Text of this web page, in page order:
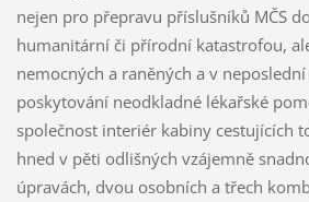
nejen pro přepravu příslušníků MČS
humanitární či přírodní katastrofou,
nemocných a raněných a v
poskytování neodkladné lékařské
společnost interiér kabiny cestujících
hned v pěti odlišných vzájemně
úpravách, dvou osobních a třech